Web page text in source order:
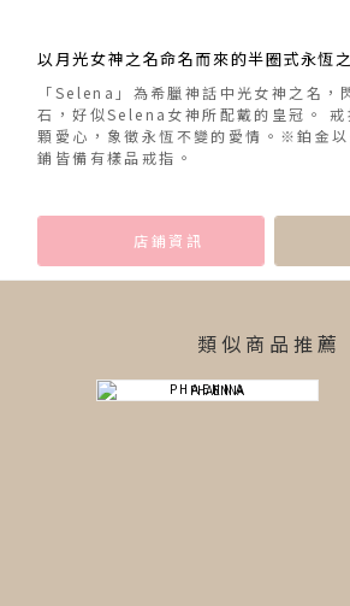
以月光女神之名命名而來的半圈式永恆
「Selena」為希臘神話中光女神之名，
石，好似Selena女神所配戴的皇冠。 戒
顆愛心，象徵永恆不變的愛情。※鉑金
鋪皆備有樣品戒指。
店鋪資訊
類似商品推薦
PHAENNA